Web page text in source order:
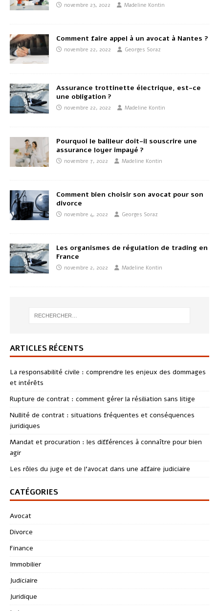
novembre 23, 2022 Madeline Kontin
Comment faire appel à un avocat à Nantes ?
novembre 22, 2022 Georges Soraz
Assurance trottinette électrique, est-ce
une obligation ?
novembre 22, 2022 Madeline Kontin
Pourquoi le bailleur doit-il souscrire une
assurance loyer impayé ?
novembre 7, 2022 Madeline Kontin
Comment bien choisir son avocat pour son
divorce
novembre 4, 2022 Georges Soraz
Les organismes de régulation de trading en
France
novembre 2, 2022 Madeline Kontin
ARTICLES RÉCENTS
La responsabilité civile : comprendre les enjeux des dommages
et intérêts
Rupture de contrat : comment gérer la résiliation sans litige
Nullité de contrat : situations fréquentes et conséquences
juridiques
Mandat et procuration : les différences à connaître pour bien
agir
Les rôles du juge et de l’avocat dans une affaire judiciaire
CATÉGORIES
Avocat
Divorce
Finance
Immobilier
Judiciaire
Juridique